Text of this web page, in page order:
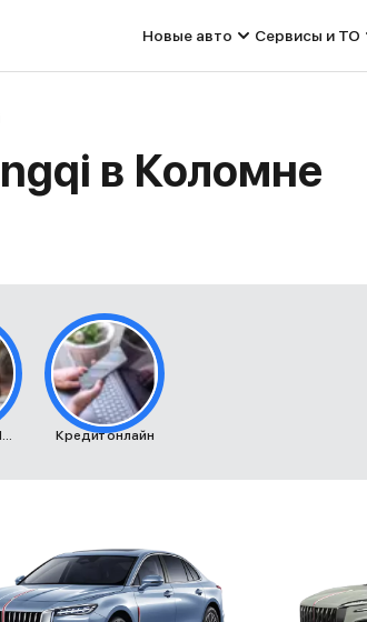
Новые авто Сервисы и ТО
в Коломне
Сервис и ТО Hongqi Кредит онлайн